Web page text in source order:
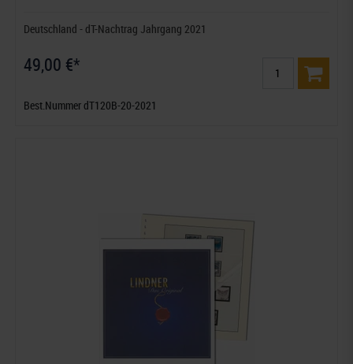
Deutschland - dT-Nachtrag Jahrgang 2021
49,00 €*
Best.Nummer dT120B-20-2021